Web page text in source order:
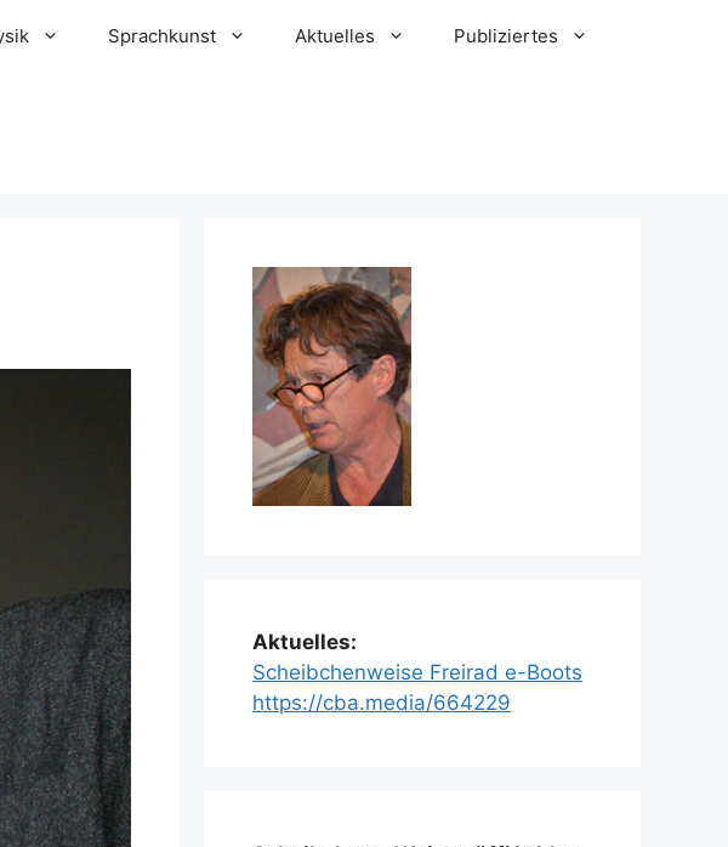
Sprachkunst Aktuelles Publiziertes
Aktuelles:
Scheibchenweise Freirad e-Boots
https://cba.media/664229